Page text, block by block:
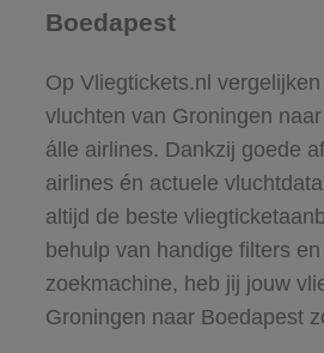
Boedapest
Op Vliegtickets.nl
vluchten van Groningen
álle airlines. Dankzij goede
airlines én actuele
altijd de beste
behulp van handige filters
zoekmachine, heb jij jouw
Groningen naar Boedapest